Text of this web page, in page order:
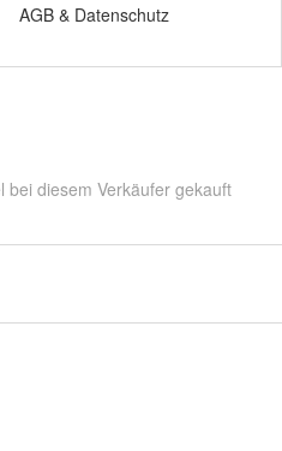
AGB & Datenschutz
bei diesem Verkäufer gekauft